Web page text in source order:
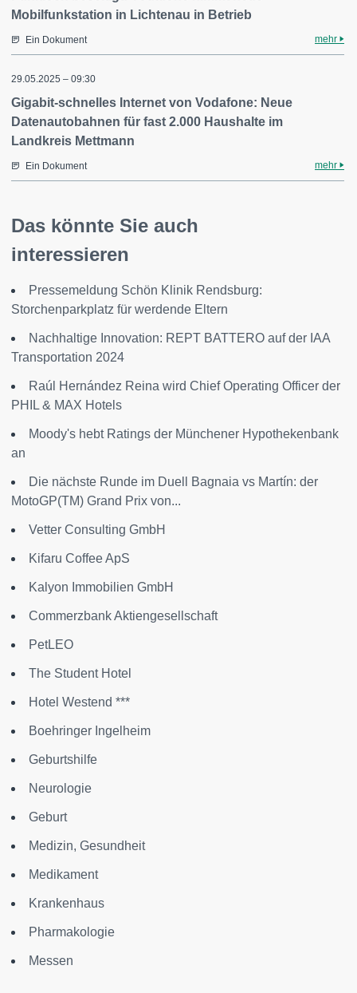
Mobilfunkstation in Lichtenau in Betrieb
Ein Dokument mehr
29.05.2025 – 09:30
Gigabit-schnelles Internet von Vodafone: Neue
Datenautobahnen für fast 2.000 Haushalte im
Landkreis Mettmann
Ein Dokument mehr
Das könnte Sie auch
interessieren
Pressemeldung Schön Klinik Rendsburg:
Storchenparkplatz für werdende Eltern
Nachhaltige Innovation: REPT BATTERO auf der IAA
Transportation 2024
Raúl Hernández Reina wird Chief Operating Officer der
PHIL & MAX Hotels
Moody's hebt Ratings der Münchener Hypothekenbank
an
Die nächste Runde im Duell Bagnaia vs Martín: der
MotoGP(TM) Grand Prix von...
Vetter Consulting GmbH
Kifaru Coffee ApS
Kalyon Immobilien GmbH
Commerzbank Aktiengesellschaft
PetLEO
The Student Hotel
Hotel Westend ***
Boehringer Ingelheim
Geburtshilfe
Neurologie
Geburt
Medizin, Gesundheit
Medikament
Krankenhaus
Pharmakologie
Messen